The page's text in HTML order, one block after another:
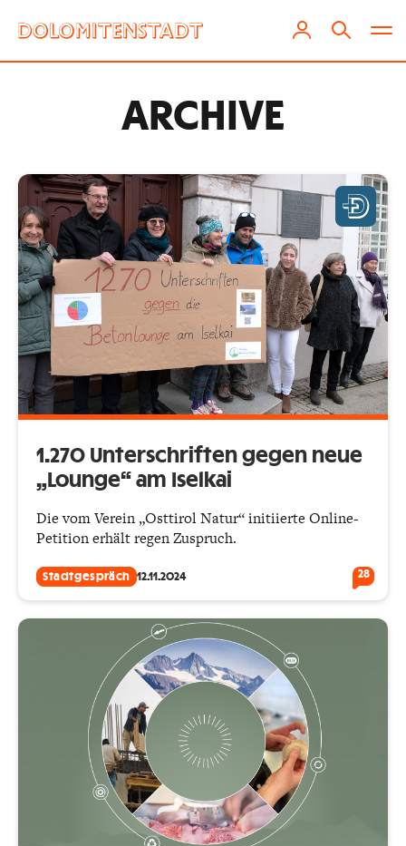
ARCHIVE
1.270 Unterschriften gegen neue
„Lounge“ am Iselkai
Die vom Verein „Osttirol Natur“ initiierte Online-
Petition erhält regen Zuspruch.
Stadtgespräch 12.11.2024 28